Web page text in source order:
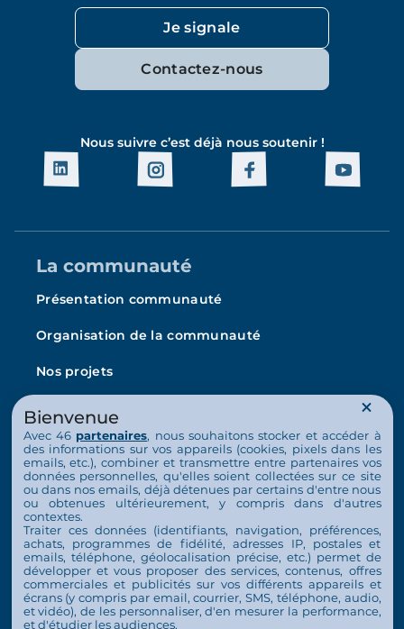
Je signale
Contactez-nous
Nous suivre c’est déjà nous soutenir !
La communauté
Présentation communauté
Organisation de la communauté
Nos projets
L’Arche en France
La vie au quotidien
Nos activités
Actualités
Nous soutenir
S’engager
Contact
Bienvenue
Avec 46 partenaires, nous souhaitons stocker et accéder à
des informations sur vos appareils (cookies, pixels dans les
emails, etc.), combiner et transmettre entre partenaires vos
données personnelles, qu'elles soient collectées sur ce site
ou dans nos emails, déjà détenues par certains d'entre nous
ou obtenues ultérieurement, y compris dans d'autres
contextes.
Traiter ces données (identifiants, navigation, préférences,
achats, programmes de fidélité, adresses IP, postales et
emails, téléphone, géolocalisation précise, etc.) permet de
développer et vous proposer des services, contenus, offres
commerciales et publicités sur vos différents appareils et
écrans (y compris par email, courrier, SMS, téléphone, audio,
et vidéo), de les personnaliser, d'en mesurer la performance,
et d'étudier les audiences.